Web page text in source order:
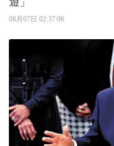
08月07日 02:37:06